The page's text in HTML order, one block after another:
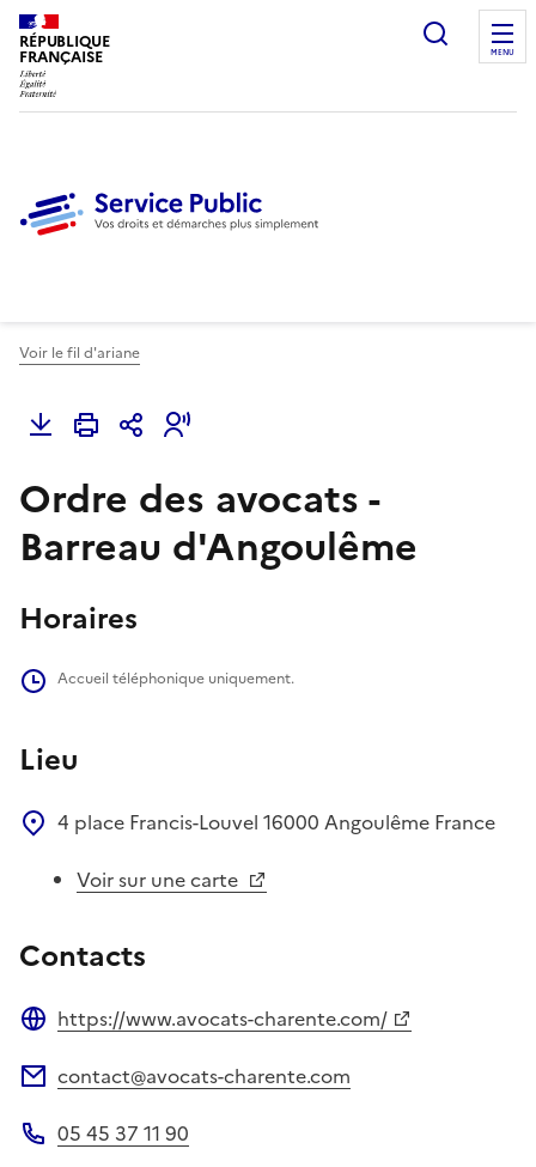
RÉPUBLIQUE
FRANÇAISE
Ouvrir
MENU
Voir le fil d'ariane
Ordre des avocats -
Barreau d'Angoulême
Horaires
Accueil téléphonique uniquement.
Lieu
4 place Francis-Louvel 16000 Angoulême France
Voir sur une carte
Contacts
https://www.avocats-charente.com/
contact@avocats-charente.com
05 45 37 11 90